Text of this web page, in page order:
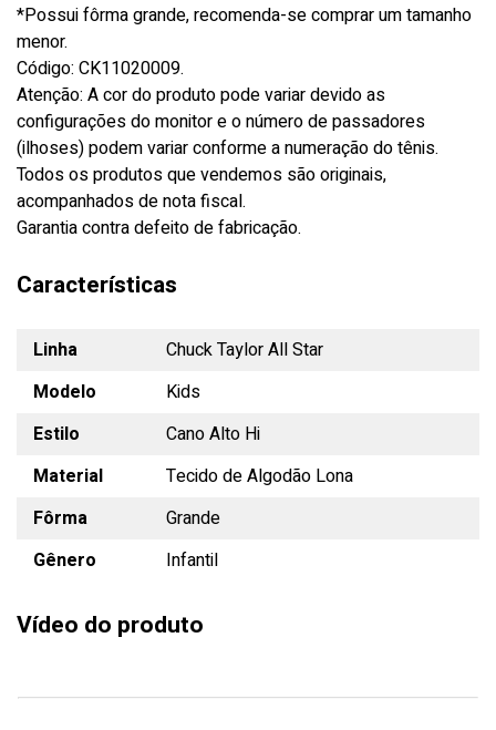
*Possui fôrma grande, recomenda-se comprar um tamanho
menor.
Código: CK11020009.
Atenção: A cor do produto pode variar devido as
configurações do monitor e o número de passadores
(ilhoses) podem variar conforme a numeração do tênis.
Todos os produtos que vendemos são originais,
acompanhados de nota fiscal.
Garantia contra defeito de fabricação.
Características
Linha
Chuck Taylor All Star
Modelo
Kids
Estilo
Cano Alto Hi
Material
Tecido de Algodão Lona
Fôrma
Grande
Gênero
Infantil
Vídeo do produto